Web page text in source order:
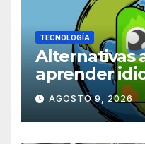
TECNOLOGÍA
Alternativas
aprender
práctica,
AGOSTO 9, 2026